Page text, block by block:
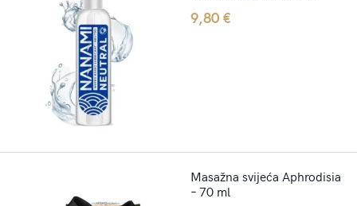
9,80€
Masažna svijeća Aphrodisia
– 70 ml